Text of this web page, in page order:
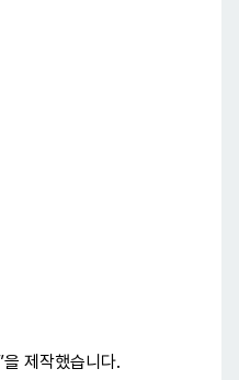
제작했습니다.